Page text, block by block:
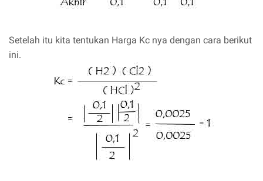
Setelah itu kita tentukan Harga Kc nya dengan cara berikut
ini.